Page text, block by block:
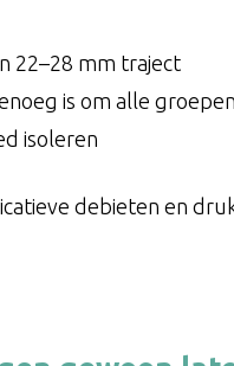
22–28 mm traject
is om alle
isoleren
debieten en